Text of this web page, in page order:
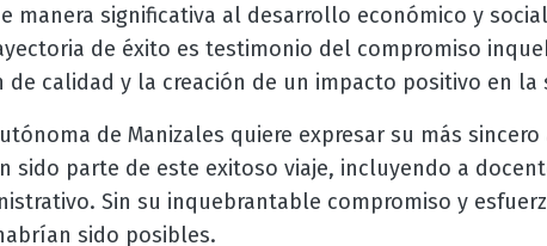
manera significativa al desarrollo económico y
de éxito es testimonio del compromiso
de calidad y la creación de un impacto positivo en la
de Manizales quiere expresar su más
sido parte de este exitoso viaje, incluyendo a
Sin su inquebrantable compromiso y
sido posibles.